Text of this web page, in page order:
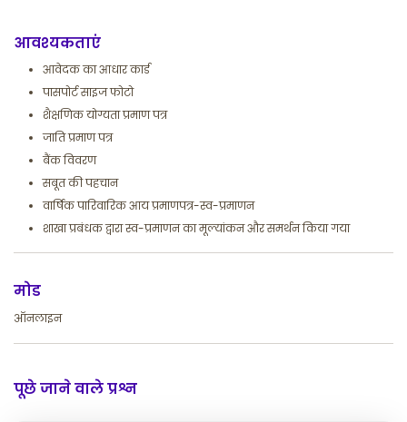
आवश्यकताएं
आवेदक का आधार कार्ड
पासपोर्ट साइज फोटो
शैक्षणिक योग्यता प्रमाण पत्र
जाति प्रमाण पत्र
बैंक विवरण
सबूत की पहचान
वार्षिक पारिवारिक आय प्रमाणपत्र-स्व-प्रमाणन
शाखा प्रबंधक द्वारा स्व-प्रमाणन का मूल्यांकन और समर्थन किया गया
मोड
ऑनलाइन
पूछे जाने वाले प्रश्न